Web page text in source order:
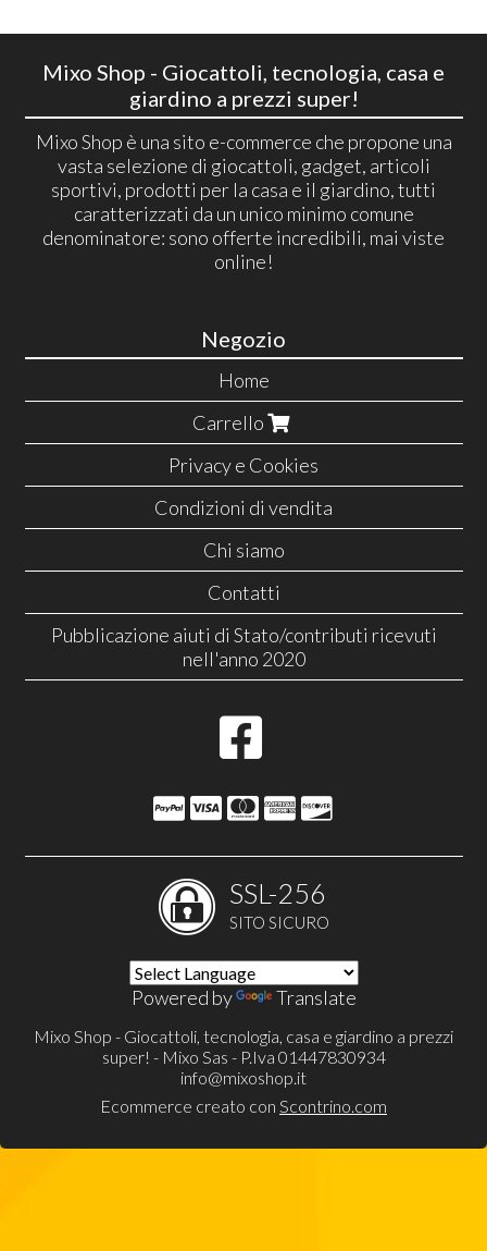
Mixo Shop - Giocattoli, tecnologia, casa e
giardino a prezzi super!
Mixo Shop è una sito e-commerce che propone una
vasta selezione di giocattoli, gadget, articoli
sportivi, prodotti per la casa e il giardino, tutti
caratterizzati da un unico minimo comune
denominatore: sono offerte incredibili, mai viste
online!
Negozio
Home
Carrello
Privacy e Cookies
Condizioni di vendita
Chi siamo
Contatti
Pubblicazione aiuti di Stato/contributi ricevuti
nell'anno 2020
SSL-256
SITO SICURO
Powered by Translate
Mixo Shop - Giocattoli, tecnologia, casa e giardino a prezzi
super! - Mixo Sas - P.Iva 01447830934
info@mixoshop.it
Ecommerce creato con Scontrino.com